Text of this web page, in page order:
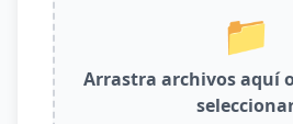
📁
Arrastra archivos aquí